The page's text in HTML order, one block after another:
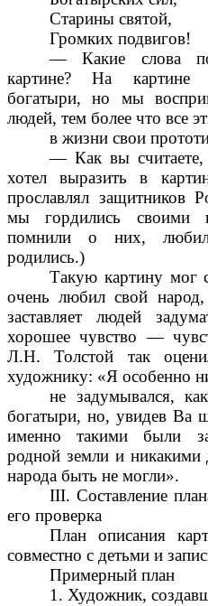
Старины святой,
Громких подвигов!
— Какие слова
картине? На картине
богатыри, но мы
людей, тем более что все
в жизни свои
— Как вы
хотел выразить в
прославлял защитников
мы гордились своими
помнили о них,
родились.)
Такую картину мог
очень любил свой
заставляет людей
хорошее чувство —
Л.Н. Толстой так
художнику: «Я особенно
не задумывался,
богатыри, но, увидев Ва
именно такими были
родной земли и никакими
народа быть не могли».
III. Составление
его проверка
План описания
совместно с детьми и
Примерный план
1. Художник,